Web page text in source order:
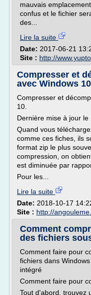
mauvais
confus et le fichier
des...
Lire la suite
Date: 2017-06-21
Site : http://
Compresser et
avec Windows
Compresser et
10.
Dernière mise à jour le
Quand vous
comme ces fiches, ils
format zip le plus
compression, on
est diminuée par
Pour les...
Lire la suite
Date: 2018-10-17
Site : http://
Comment
des fichiers
Comment faire pour
fichiers dans
intégré
Comment faire pour
Tout d'abord, trouvez